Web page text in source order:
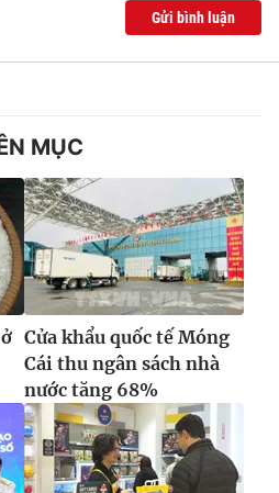
Gửi bình luận
MỤC
Cửa khẩu quốc tế Móng
Cái thu ngân sách nhà
nước tăng 68%